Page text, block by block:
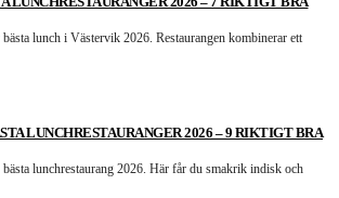
lunch i Västervik 2026. Restaurangen kombinerar ett
LUNCHRESTAURANGER 2026 – 9 RIKTIGT BRA
bästa lunchrestaurang 2026. Här får du smakrik indisk och